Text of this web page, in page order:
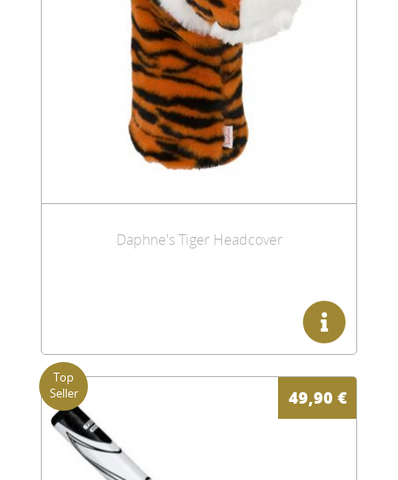
Daphne's Tiger Headcover
49,90 €